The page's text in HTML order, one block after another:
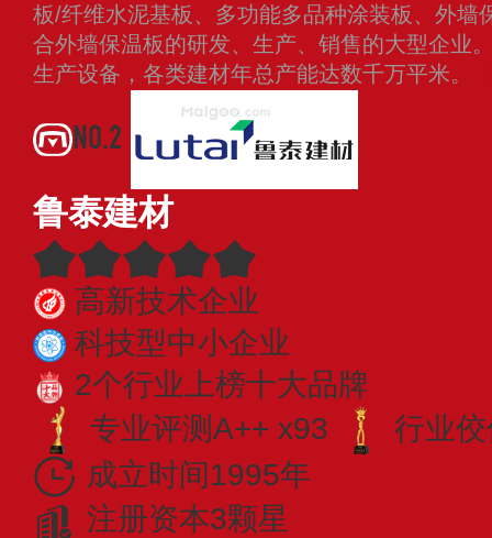
板/纤维水泥基板、多功能多品种涂装板、外墙
合外墙保温板的研发、生产、销售的大型企业
生产设备，各类建材年总产能达数千万平米。
NO.2
鲁泰建材
高新技术企业
科技型中小企业
2个行业上榜十大品牌
专业​评测A++ x93
行业
成立时间1995年
注册资本3颗星